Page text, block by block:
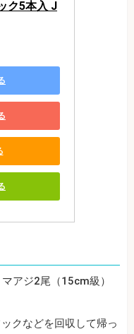
ク5本入 J
アジ2尾（15cm級）
クなどを回収して帰っ